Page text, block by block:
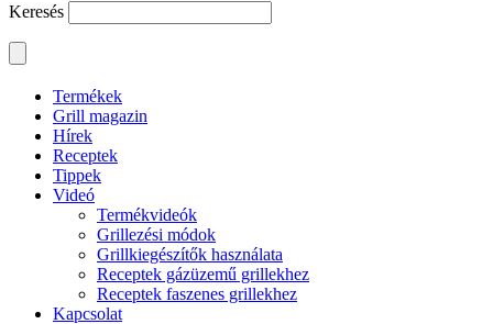
Keresés
Termékek
Grill magazin
Hírek
Receptek
Tippek
Videó
Termékvideók
Grillezési módok
Grillkiegészítők használata
Receptek gázüzemű grillekhez
Receptek faszenes grillekhez
Kapcsolat